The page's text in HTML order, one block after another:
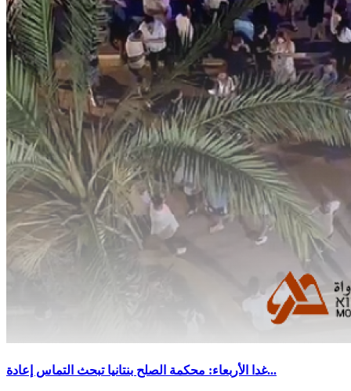
غدا الأربعاء: محكمة الصلح بنتانيا تبحث التماس إعادة...